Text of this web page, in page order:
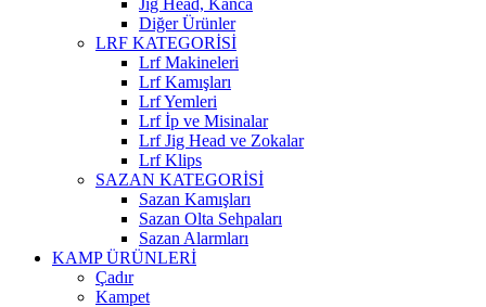
Jig Head, Kanca
Diğer Ürünler
LRF KATEGORİSİ
Lrf Makineleri
Lrf Kamışları
Lrf Yemleri
Lrf İp ve Misinalar
Lrf Jig Head ve Zokalar
Lrf Klips
SAZAN KATEGORİSİ
Sazan Kamışları
Sazan Olta Sehpaları
Sazan Alarmları
KAMP ÜRÜNLERİ
Çadır
Kampet